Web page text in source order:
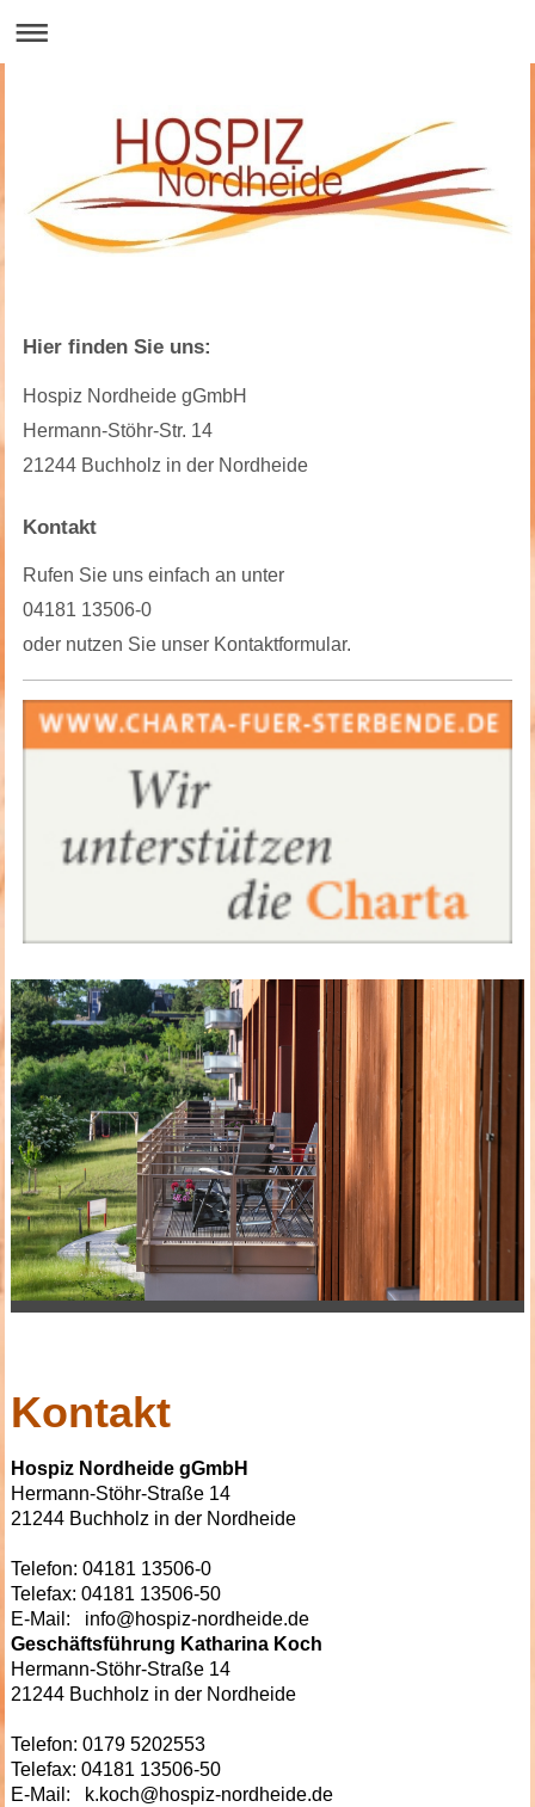
Hier finden Sie uns:
Hospiz Nordheide gGmbH
Hermann-Stöhr-Str. 14
21244 Buchholz in der Nordheide
Kontakt
Rufen Sie uns einfach an unter
04181 13506-0
oder nutzen Sie unser Kontaktformular.
Kontakt
Hospiz Nordheide gGmbH
Hermann-Stöhr-Straße 14
21244 Buchholz in der Nordheide
Telefon: 04181 13506-0
Telefax: 04181 13506-50
E-Mail: info@hospiz-nordheide.de
Geschäftsführung Katharina Koch
Hermann-Stöhr-Straße 14
21244 Buchholz in der Nordheide
Telefon: 0179 5202553
Telefax: 04181 13506-50
E-Mail: k.koch@hospiz-nordheide.de